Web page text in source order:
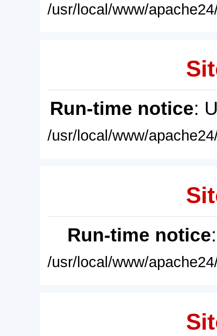
/usr/local/www/
Run-time notice:
/usr/local/www/
Run-time notice
/usr/local/www/